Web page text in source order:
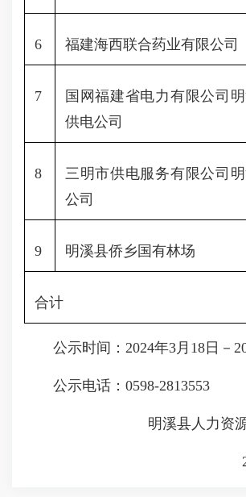
6 福建海西联合药业有限公司
7
国网福建省电力有限公司
供电公司
8
三明市供电服务有限公司
公司
9 明溪县侨乡国有林场
合计
公示时间：2024年3月18日－
公示电话：0598-2813553
明溪县人力资源